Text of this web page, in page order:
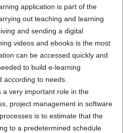
application is part of the
out teaching and learning
and sending a digital
videos and ebooks is the most
can be accessed quickly and
to build e-learning
according to needs.
a very important role in the
project management in software
is to estimate that the
to a predetermined schedule